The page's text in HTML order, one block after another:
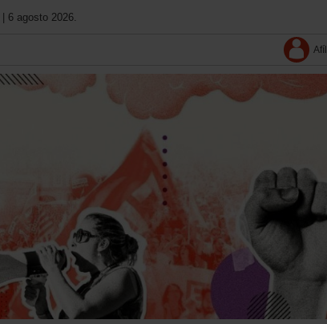
| 6 agosto 2026.